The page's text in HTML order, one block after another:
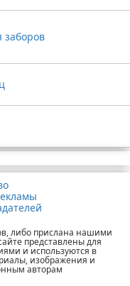
заборов
либо прислана нашими
представлены для
и используются в
изображения и
авторам